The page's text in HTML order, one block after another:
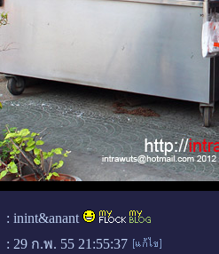
: inint&anant
: 29 ก.พ. 55 21:55:37